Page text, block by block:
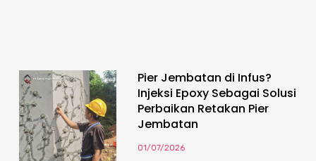
Pier Jembatan di Infus?
Injeksi Epoxy Sebagai Solusi
Perbaikan Retakan Pier
Jembatan
01/07/2026